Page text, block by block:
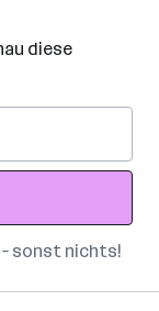
diese
sonst nichts!